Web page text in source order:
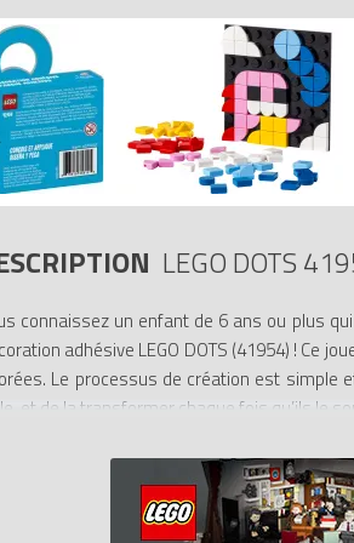
LEGO DOTS
connaissez un enfant de 6 ans ou plus
adhésive LEGO DOTS (41954) ! Ce
Le processus de création est simple
et de la transformer chaque fois qu’ils le
créant et décorant les kits DOTS, les
que l’imagination des enfants est